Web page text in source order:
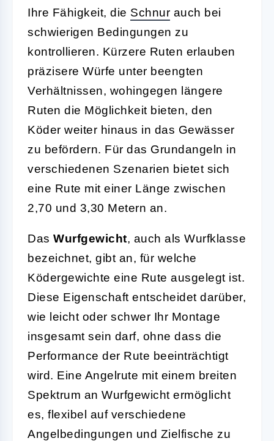
Ihre Fähigkeit, die Schnur auch bei
schwierigen Bedingungen zu
kontrollieren. Kürzere Ruten erlauben
präzisere Würfe unter beengten
Verhältnissen, wohingegen längere
Ruten die Möglichkeit bieten, den
Köder weiter hinaus in das Gewässer
zu befördern. Für das Grundangeln in
verschiedenen Szenarien bietet sich
eine Rute mit einer Länge zwischen
2,70 und 3,30 Metern an.
Das Wurfgewicht, auch als Wurfklasse
bezeichnet, gibt an, für welche
Ködergewichte eine Rute ausgelegt ist.
Diese Eigenschaft entscheidet darüber,
wie leicht oder schwer Ihr Montage
insgesamt sein darf, ohne dass die
Performance der Rute beeinträchtigt
wird. Eine Angelrute mit einem breiten
Spektrum an Wurfgewicht ermöglicht
es, flexibel auf verschiedene
Angelbedingungen und Zielfische zu